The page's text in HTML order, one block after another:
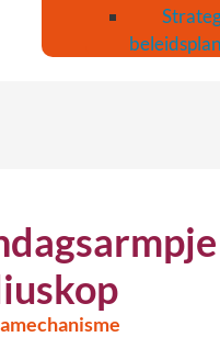
beleidsplan